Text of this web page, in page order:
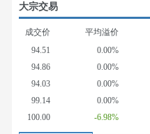
大宗交易
成交价
平均溢价
94.51
0.00%
94.86
0.00%
94.03
0.00%
99.14
0.00%
100.00
-6.98%